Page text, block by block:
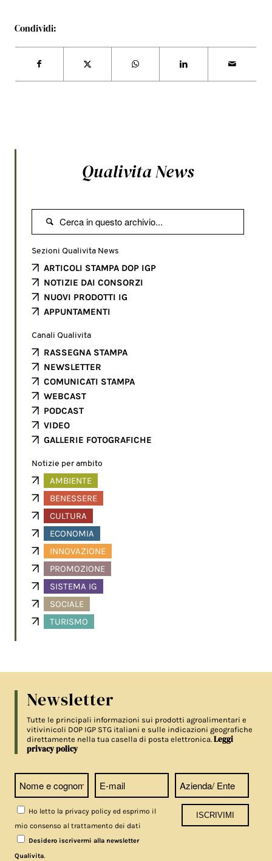
Condividi:
Qualivita News

Sezioni Qualivita News
ARTICOLI STAMPA DOP IGP
NOTIZIE DAI CONSORZI
NUOVI PRODOTTI IG
APPUNTAMENTI
Canali Qualivita
RASSEGNA STAMPA
NEWSLETTER
COMUNICATI STAMPA
WEBCAST
PODCAST
VIDEO
GALLERIE FOTOGRAFICHE
Notizie per ambito
AMBIENTE
BENESSERE
CULTURA
ECONOMIA
INNOVAZIONE
PROMOZIONE
SISTEMA IG
SOCIALE
TURISMO
Newsletter
Tutte le principali informazioni sui prodotti agroalimentari e
vitivinicoli DOP IGP STG italiani e sulle indicazioni geografiche
direttamente nella tua casella di posta elettronica.Leggi
privacy policy
Ho letto la privacy policy ed esprimo il
mio consenso al trattamento dei dati
Desidero iscrivermi alla newsletter
Qualivita.